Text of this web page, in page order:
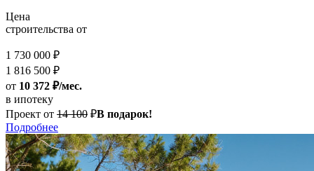
Цена
строительства от
1 730 000 ₽
1 816 500 ₽
от 10 372 ₽/мес.
в ипотеку
Проект от 14 100 ₽В подарок!
Подробнее